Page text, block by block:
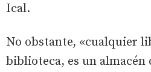
Ical.
No obstante, «cualquier
biblioteca, es un almacén